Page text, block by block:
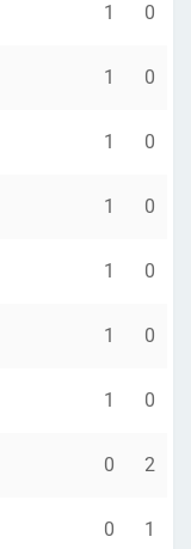
1 0
1 0
1 0
1 0
1 0
1 0
1 0
0 2
0 1